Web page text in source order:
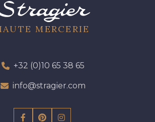
MERCERIE
+32 (0)10 65 38 65
info@stragier.com